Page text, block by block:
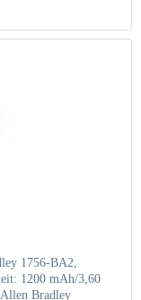
1756-BA2,
1200 mAh/3,60
Bradley